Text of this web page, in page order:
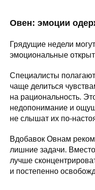
Овен: эмоции
Грядущие недели
эмоциональные
Специалисты
чаще делиться
на рациональность.
недопонимание и
не слышат их по-
Вдобавок Овнам
лишние задачи.
лучше
и постепенно